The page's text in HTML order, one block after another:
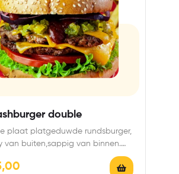
double
plaat platgeduwde rundsburger,
van buiten,sappig van binnen.